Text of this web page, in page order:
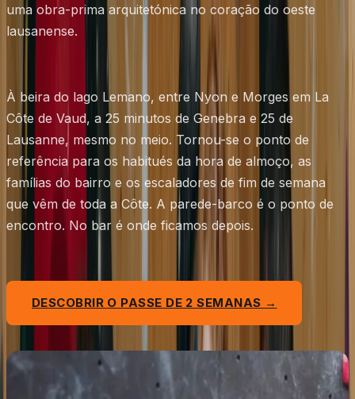
uma obra-prima arquitetónica no coração do oeste
lausanense.
À beira do lago Lemano, entre Nyon e Morges em La
Côte de Vaud, a 25 minutos de Genebra e 25 de
Lausanne, mesmo no meio. Tornou-se o ponto de
referência para os habitués da hora de almoço, as
famílias do bairro e os escaladores de fim de semana
que vêm de toda a Côte. A parede-barco é o ponto de
encontro. No bar é onde ficamos depois.
DESCOBRIR O PASSE DE 2 SEMANAS →